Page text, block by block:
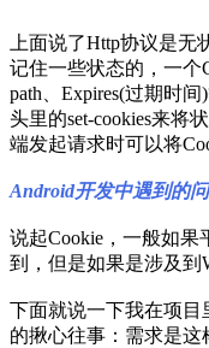
上面说了Http协议是
记住一些状态的，一个
path、Expires(过期时
头里的set-cookies来将
端发起请求时可以将
Android开发中遇到的
说起Cookie，一般如
到，但是如果是涉及到
下面就说一下我在项目
的揪心往事：需求是这